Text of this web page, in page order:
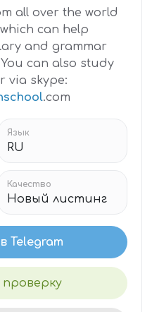
all over the world
can help
and grammar
can also study
via skype:
.com
Язык
RU
Качество
Новый листинг
Telegram